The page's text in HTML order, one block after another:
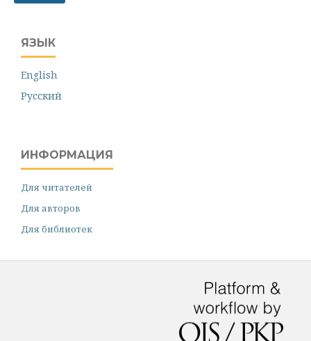
ЯЗЫК
English
Русский
ИНФОРМАЦИЯ
Для читателей
Для авторов
Для библиотек